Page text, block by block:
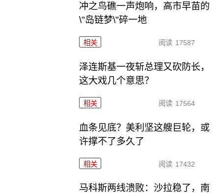
冲之鸟礁一声炮响，高市早苗的
\"岛链梦\"碎一地
相关 阅读 17587
泽连斯基一夜斩总理又砍防长，
这大戏几个意思？
相关 阅读 17564
血条见底？美利坚这艘巨轮，或
许撑不了多久了
相关 阅读 17432
马科斯两线溃败：沙拉稳了，南